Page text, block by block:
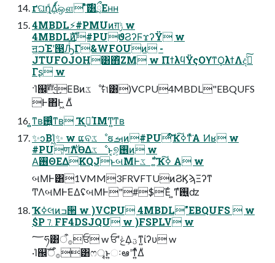
ґଘղܾ͕ͩΔͯ͘์ஔ ͦͯ࣌͠͸ྲྀΕʜʜ
4MBDL⚡#PMUͷग़ݱ w
4MBDLެࣜͷ#PUϑϨʔϜϫʔΫ w
ॻ͖ࠐΈʹ൓Ԡͨ͠Γ&WFOUͷ -
JTUFOJOH͸΋ͪΖΜ w ΠϯλϥΫςΟϒͳϘλϯΛදࣔͨ͠
Γʂ w
·Ί஌ࣝ͜ΕΒͷػೳࣗମ͸)VCPU4MBDL"EBQUFS
Ͱ΋Ͱ͖ Δͧ
͍͍ͳʙ࢖͍͍ͨͳʙ Ҡߦ͕ΊΜͲ͍ͳʙ
✨ͻΒΊ͖✨ w ແବػೳຬࡌͷ#PUͩ͠Ҡߦ͠ͳͯ͘Α ͘Ͷʁ w
#PU͕ण࢘ΛѲΔػೳͱ͔୭͕࢖͏ͷ w
Α͘࢖ΘΕΔKQJͱબΜͰػೳ͚ͩҠߦ͠ Α͏ w
બΜͰ͸1VMM3FRVFTUͷϨϏϡΞʔͳ
ͲΛબΜͰ͘ΕΔʢબΜͰ"#$Έͨ ͍ͳ࢖͍ํʣ
Ҡߦલͷߏ੒ w )VCPU 4MBDL"EBQUFS  w
$P⒎FF4DSJQU w )FSPLV w
؅ཧ͸࡞ऀਓ w ਓʹݟͤΔؾ͕ͳ͍ίʔυ w
·Ί஌ࣝ࡞ऀ͸ෆৄͱ͍͏ઃఆʹͳ͍ͬͯΔͧ